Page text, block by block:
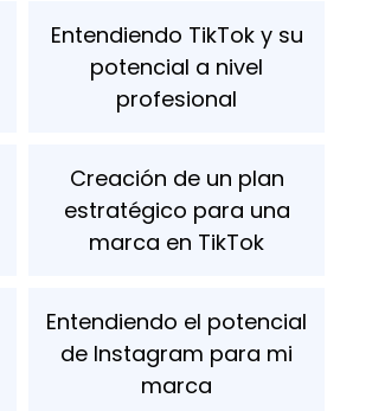
Entendiendo TikTok y su
potencial a nivel
profesional
Creación de un plan
estratégico para una
marca en TikTok
Entendiendo el potencial
de Instagram para mi
marca